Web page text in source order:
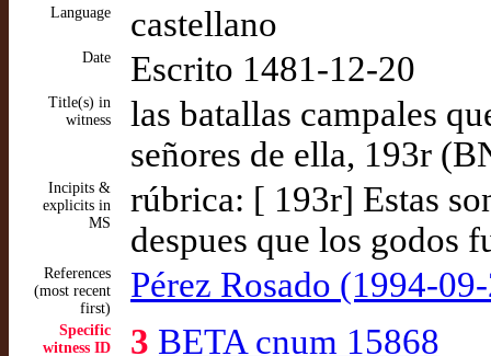
Language castellano
Date Escrito 1481-12-20
Title(s) in
witness
las batallas campales
señores de ella, 193r
Incipits &
explicits in
MS
rúbrica: [ 193r] Estas
despues que los godos
References
(most recent
first)
Pérez Rosado (1994-
Specific
witness ID
3 BETA cnum 15868